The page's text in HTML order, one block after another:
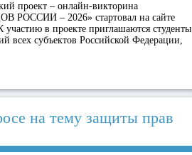
проект – онлайн-викторина
– 2026» стартовал на сайте
в проекте приглашаются студенты
всех субъектов Российской Федерации,
на тему защиты прав